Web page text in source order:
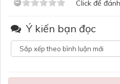
Click để
Ý kiến bạn đọc